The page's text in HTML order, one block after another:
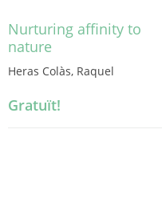
Nurturing affinity to
nature
Heras Colàs, Raquel
Gratuït!